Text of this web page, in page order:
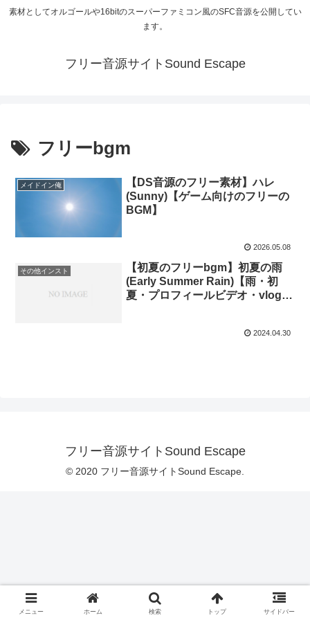
素材としてオルゴールや16bitのスーパーファミコン風のSFC音源を公開してい
ます。
フリー音源サイトSound Escape
フリーbgm
メイドイン俺
【DS音源のフリー素材】ハレ
(Sunny)【ゲーム向けのフリーの
BGM】
2026.05.08
その他インスト
【初夏のフリーbgm】初夏の雨
(Early Summer Rain)【雨・初
夏・プロフィールビデオ・vlog・
2024.04.30
フリー音源サイトSound Escape
© 2020 フリー音源サイトSound Escape.
メニュー ホーム 検索 トップ サイドバー